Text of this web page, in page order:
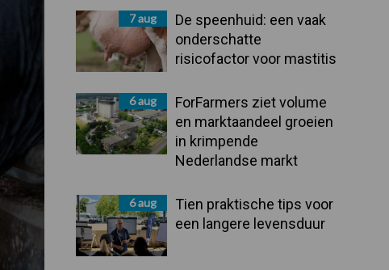
7 aug
De speenhuid: een vaak
onderschatte
risicofactor voor mastitis
6 aug
ForFarmers ziet volume
en marktaandeel groeien
in krimpende
Nederlandse markt
6 aug
Tien praktische tips voor
een langere levensduur